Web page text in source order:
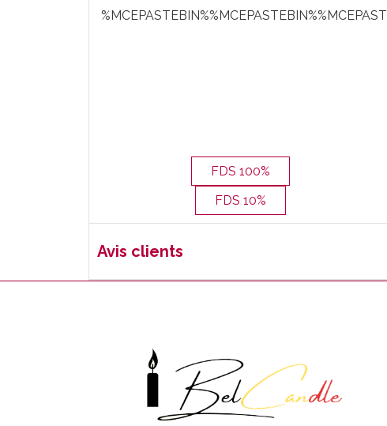
FDS 100%
FDS 10%
Avis clients